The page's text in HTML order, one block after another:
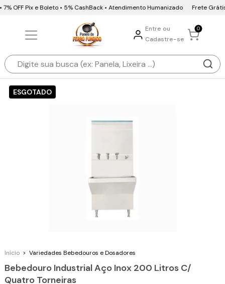
OFF Pix e Boleto • 5% CashBack • Atendimento Humanizado Frete Grátis
Entre ou
Cadastre-se
0
ESGOTADO
Início > Variedades Bebedouros e Dosadores
Bebedouro Industrial Aço Inox 200 Litros C/
Quatro Torneiras